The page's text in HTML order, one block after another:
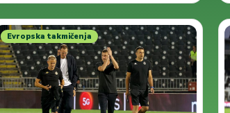
Evropska takmičenja